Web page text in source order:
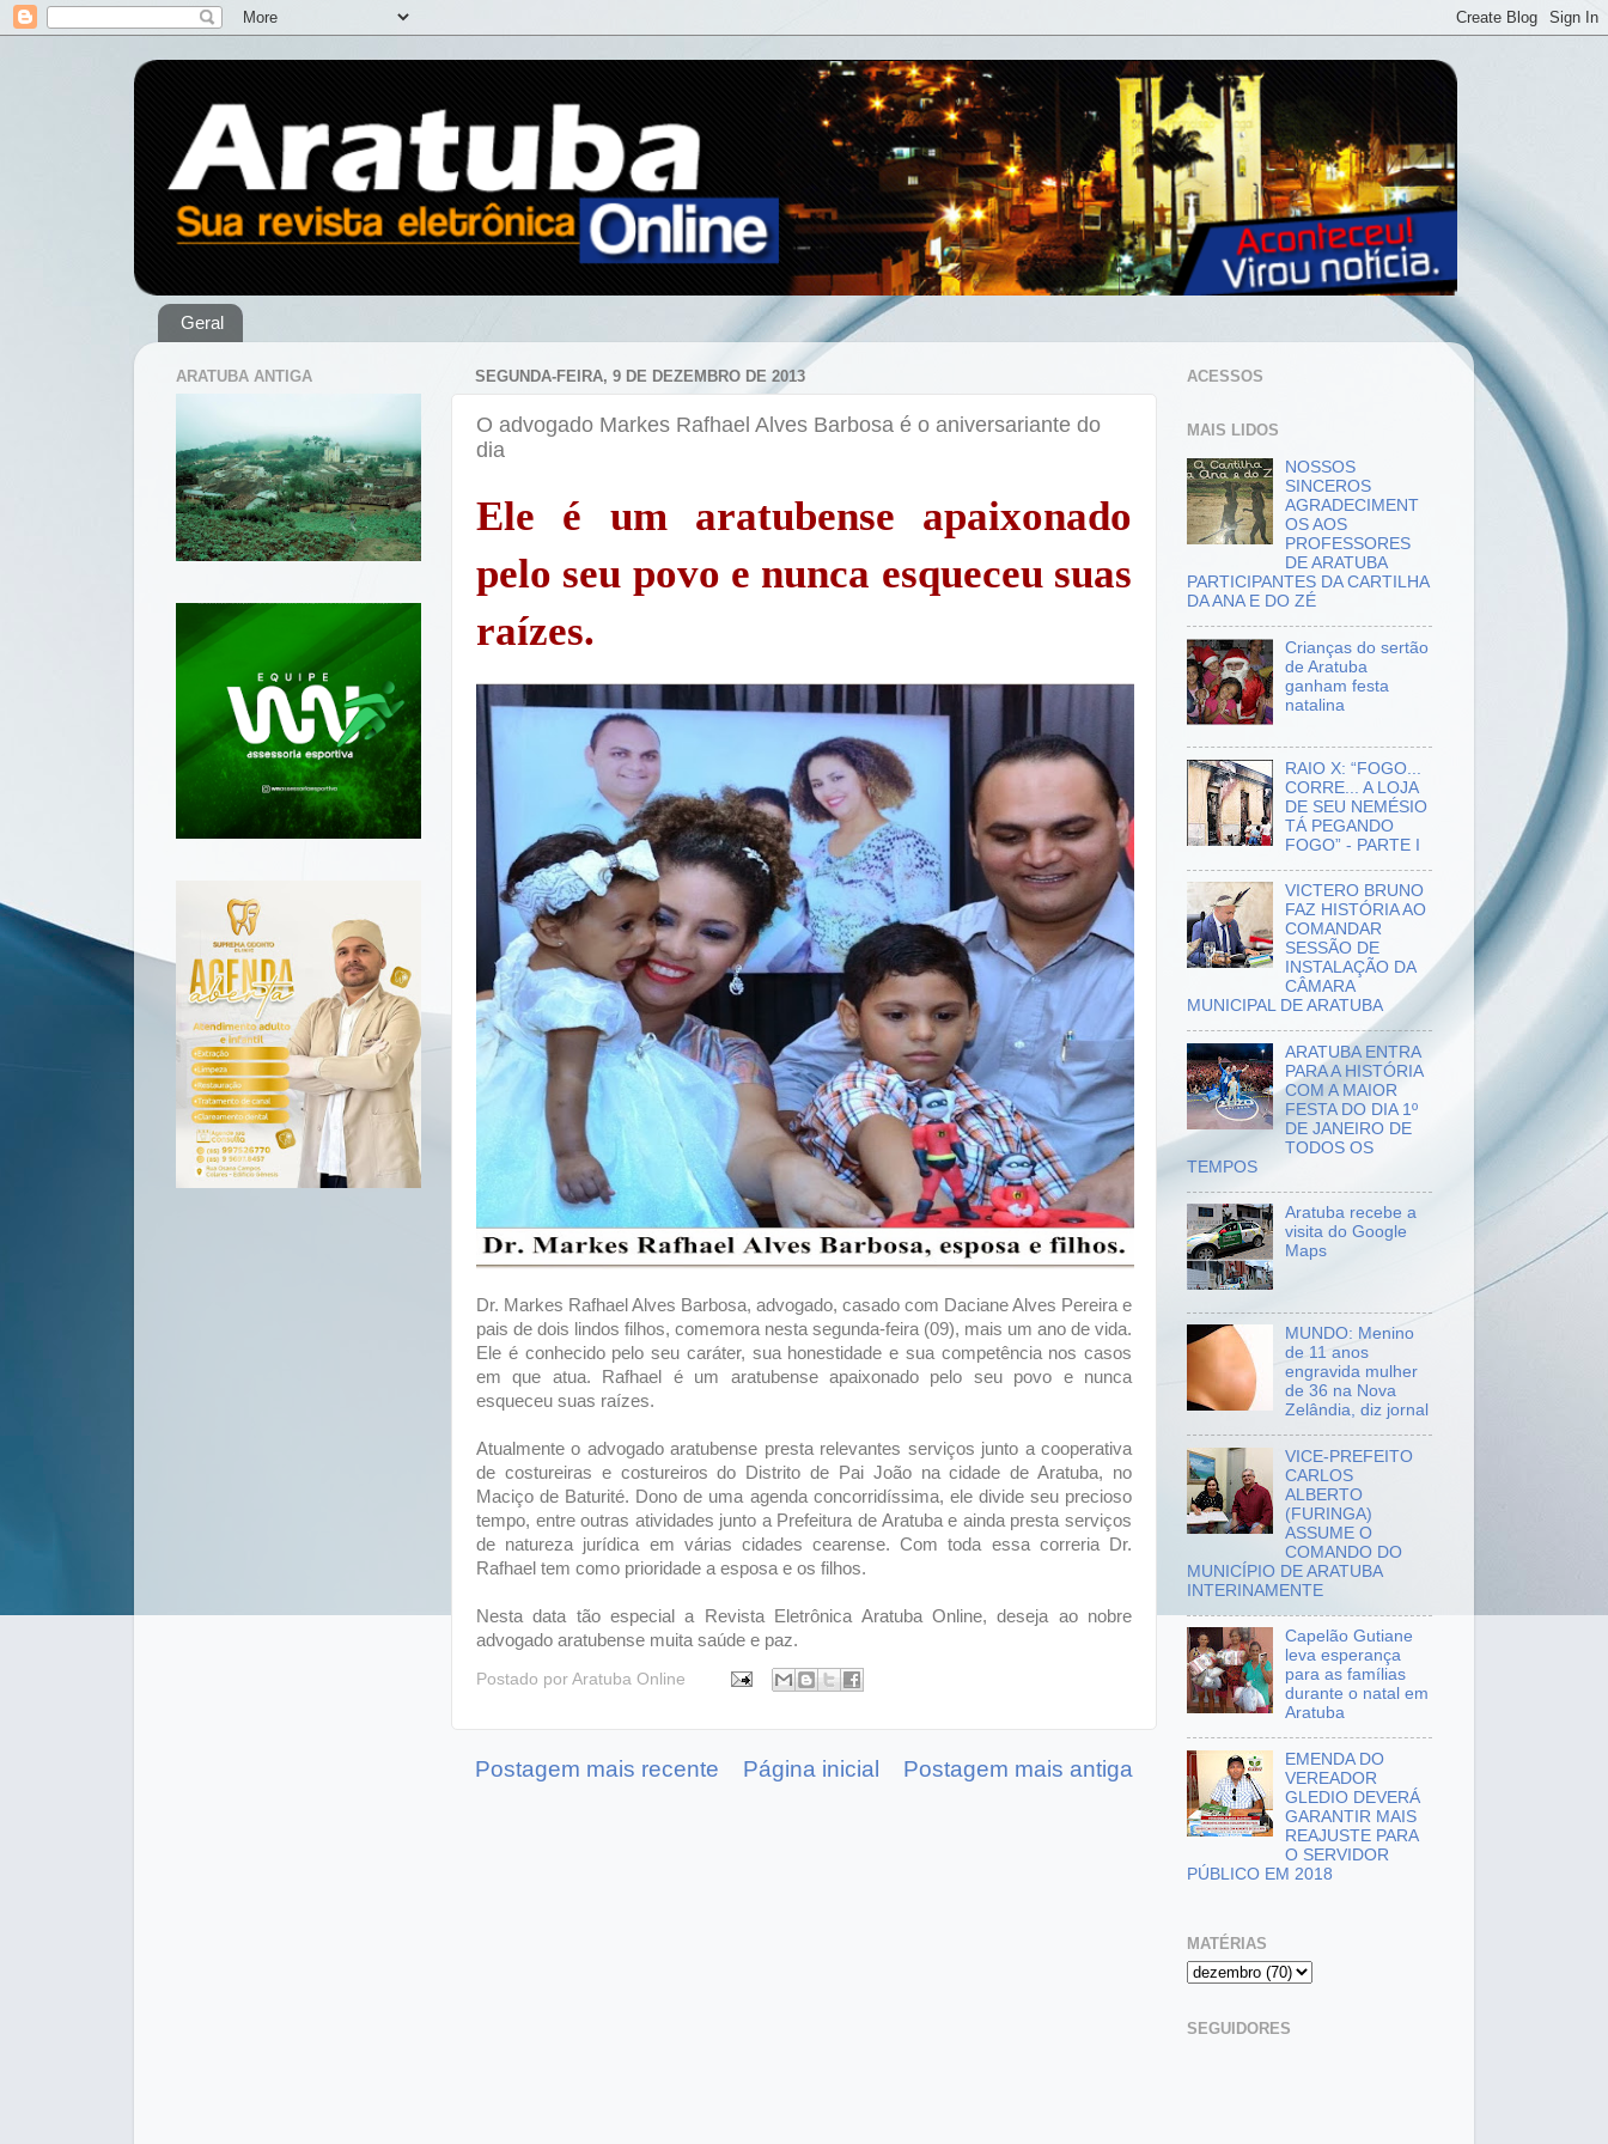
Geral
SEGUNDA-FEIRA, 9 DE DEZEMBRO DE 2013
O advogado Markes Rafhael Alves Barbosa é o aniversariante do
dia
Ele é um aratubense apaixonado
pelo seu povo e nunca esqueceu suas
raízes.
Dr. Markes Rafhael Alves Barbosa, advogado, casado com Daciane Alves Pereira e
pais de dois lindos filhos, comemora nesta segunda-feira (09), mais um ano de vida.
Ele é conhecido pelo seu caráter, sua honestidade e sua competência nos casos
em que atua. Rafhael é um aratubense apaixonado pelo seu povo e nunca
esqueceu suas raízes.
Atualmente o advogado aratubense presta relevantes serviços junto a cooperativa
de costureiras e costureiros do Distrito de Pai João na cidade de Aratuba, no
Maciço de Baturité. Dono de uma agenda concorridíssima, ele divide seu precioso
tempo, entre outras atividades junto a Prefeitura de Aratuba e ainda presta serviços
de natureza jurídica em várias cidades cearense. Com toda essa correria Dr.
Rafhael tem como prioridade a esposa e os filhos.
Nesta data tão especial a Revista Eletrônica Aratuba Online, deseja ao nobre
advogado aratubense muita saúde e paz.
Postado por Aratuba Online
Postagem mais recente Postagem mais antiga
Página inicial
ARATUBA ANTIGA ACESSOS
MAIS LIDOS
NOSSOS
SINCEROS
AGRADECIMENT
OS AOS
PROFESSORES
DE ARATUBA
PARTICIPANTES DA CARTILHA
DA ANA E DO ZÉ
Crianças do sertão
de Aratuba
ganham festa
natalina
RAIO X: “FOGO...
CORRE... A LOJA
DE SEU NEMÉSIO
TÁ PEGANDO
FOGO” - PARTE I
VICTERO BRUNO
FAZ HISTÓRIA AO
COMANDAR
SESSÃO DE
INSTALAÇÃO DA
CÂMARA
MUNICIPAL DE ARATUBA
ARATUBA ENTRA
PARA A HISTÓRIA
COM A MAIOR
FESTA DO DIA 1º
DE JANEIRO DE
TODOS OS
TEMPOS
Aratuba recebe a
visita do Google
Maps
MUNDO: Menino
de 11 anos
engravida mulher
de 36 na Nova
Zelândia, diz jornal
VICE-PREFEITO
CARLOS
ALBERTO
(FURINGA)
ASSUME O
COMANDO DO
MUNICÍPIO DE ARATUBA
INTERINAMENTE
Capelão Gutiane
leva esperança
para as famílias
durante o natal em
Aratuba
EMENDA DO
VEREADOR
GLEDIO DEVERÁ
GARANTIR MAIS
REAJUSTE PARA
O SERVIDOR
PÚBLICO EM 2018
MATÉRIAS
SEGUIDORES